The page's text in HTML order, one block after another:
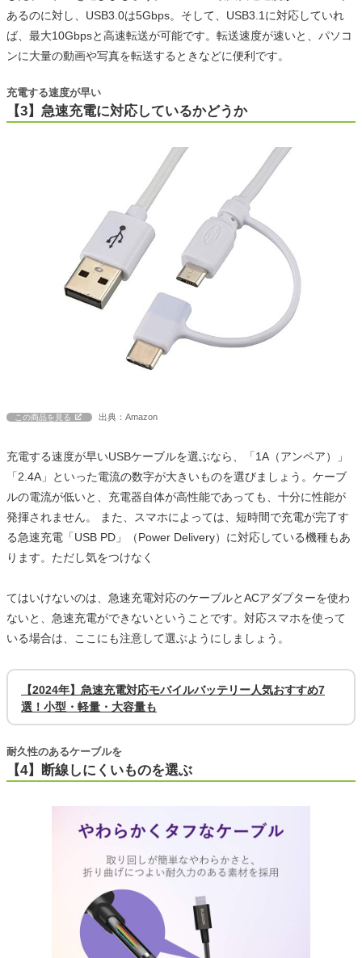
あるのに対し、USB3.0は5Gbps。そして、USB3.1に対応していれ
ば、最大10Gbpsと高速転送が可能です。転送速度が速いと、パソコ
ンに大量の動画や写真を転送するときなどに便利です。
【3】急速充電に対応しているかどうか
充電する速度が早い
この商品を見る 出典：Amazon
充電する速度が早いUSBケーブルを選ぶなら、「1A（アンペア）」
「2.4A」といった電流の数字が大きいものを選びましょう。ケーブ
ルの電流が低いと、充電器自体が高性能であっても、十分に性能が
発揮されません。 また、スマホによっては、短時間で充電が完了す
る急速充電「USB PD」（Power Delivery）に対応している機種もあ
ります。ただし気をつけなく
てはいけないのは、急速充電対応のケーブルとACアダプターを使わ
ないと、急速充電ができないということです。対応スマホを使って
いる場合は、ここにも注意して選ぶようにしましょう。
【2024年】急速充電対応モバイルバッテリー人気おすすめ7
選！小型・軽量・大容量も
【4】断線しにくいものを選ぶ
耐久性のあるケーブルを